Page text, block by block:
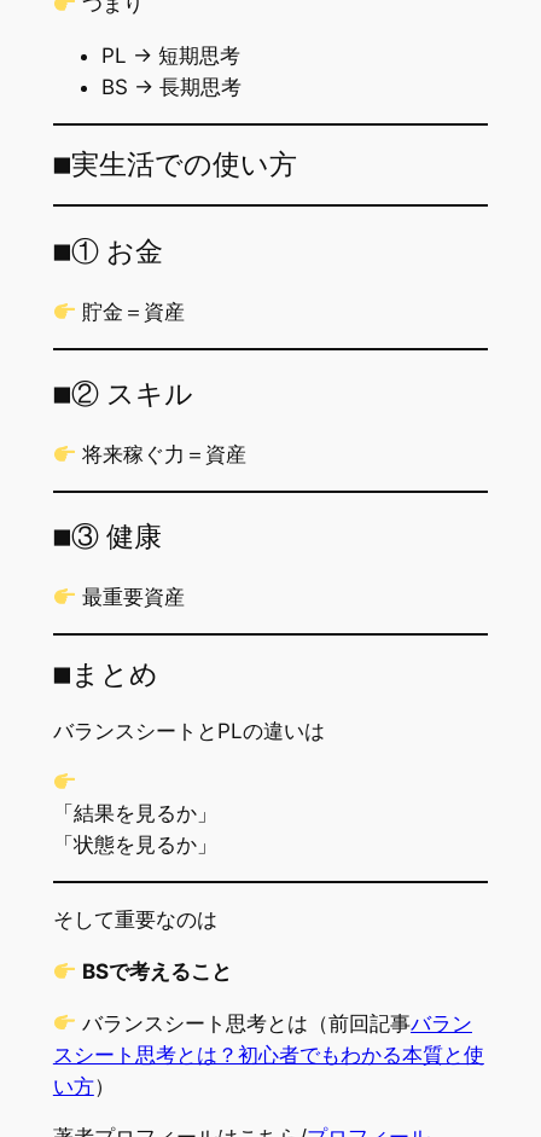
PL → 短期思考
BS → 長期思考
■実生活での使い方
■① お金
貯金＝資産
■② スキル
将来稼ぐ力＝資産
■③ 健康
最重要資産
■まとめ
バランスシートとPLの違いは
「結果を見るか」
「状態を見るか」
そして重要なのは
BSで考えること
バランスシート思考とは（前回記事バラン
スシート思考とは？初心者でもわかる本質と使
い方）